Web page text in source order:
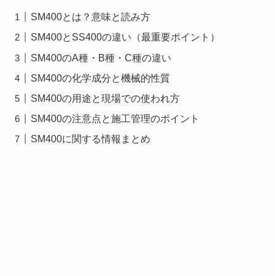
SM400とは？意味と読み方
SM400とSS400の違い（最重要ポイント）
SM400のA種・B種・C種の違い
SM400の化学成分と機械的性質
SM400の用途と現場での使われ方
SM400の注意点と施工管理のポイント
SM400に関する情報まとめ